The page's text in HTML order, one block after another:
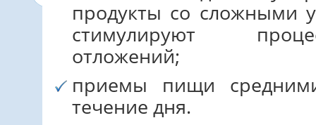
продукты со сложными
стимулируют
отложений;
приемы пищи
течение дня.